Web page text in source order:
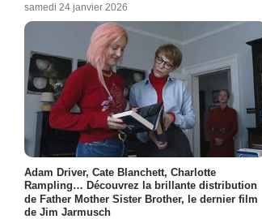
samedi 24 janvier 2026
Adam Driver, Cate Blanchett, Charlotte
Rampling… Découvrez la brillante distribution
de Father Mother Sister Brother, le dernier film
de Jim Jarmusch